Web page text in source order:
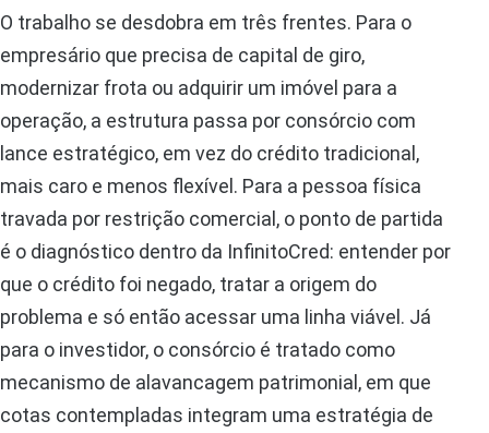
O trabalho se desdobra em três frentes. Para o
empresário que precisa de capital de giro,
modernizar frota ou adquirir um imóvel para a
operação, a estrutura passa por consórcio com
lance estratégico, em vez do crédito tradicional,
mais caro e menos flexível. Para a pessoa física
travada por restrição comercial, o ponto de partida
é o diagnóstico dentro da InfinitoCred: entender por
que o crédito foi negado, tratar a origem do
problema e só então acessar uma linha viável. Já
para o investidor, o consórcio é tratado como
mecanismo de alavancagem patrimonial, em que
cotas contempladas integram uma estratégia de